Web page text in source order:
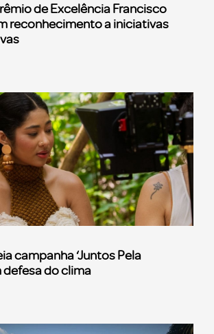
de Excelência Francisco
reconhecimento a iniciativas
campanha ‘Juntos Pela
defesa do clima